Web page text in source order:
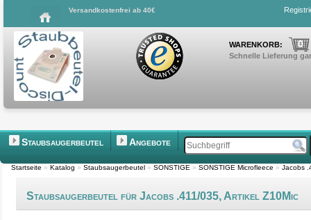
Versandkostenfrei ab 40€
WARENKORB: 0
Schnelle Lieferung
Staubsaugerbeutel Angebote
Startseite » Katalog » Staubsaugerbeutel » SONSTIGE » SONSTIGE Microfleece » Jacobs
Staubsaugerbeutel für Jacobs .411/035, Artikel Z10Mic